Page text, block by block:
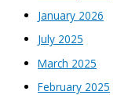
January 2026
July 2025
March 2025
February 2025